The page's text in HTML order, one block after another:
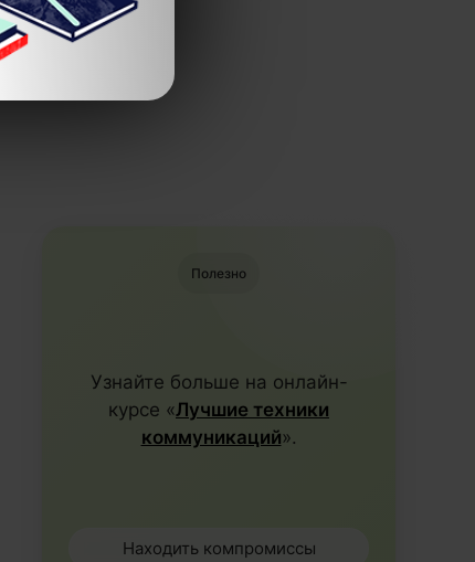
Полезно
Узнайте больше на онлайн-
курсе «Лучшие техники
коммуникаций».
Находить компромиссы